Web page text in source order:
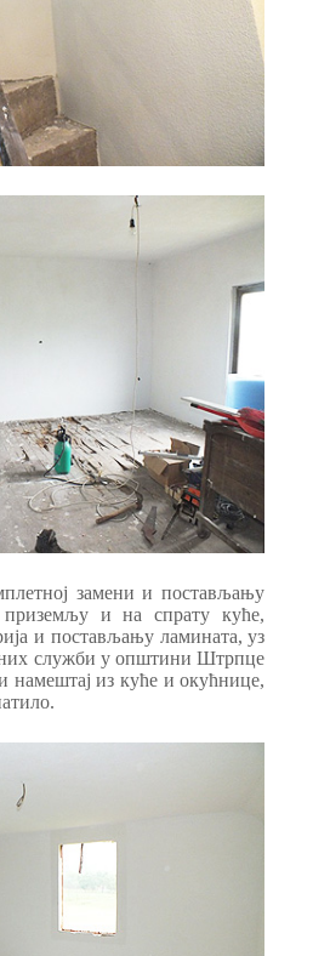
замени и постављању
и на спрату куће,
и постављању ламината, уз
служби у општини Штрпце
намештај из куће и окућнице,